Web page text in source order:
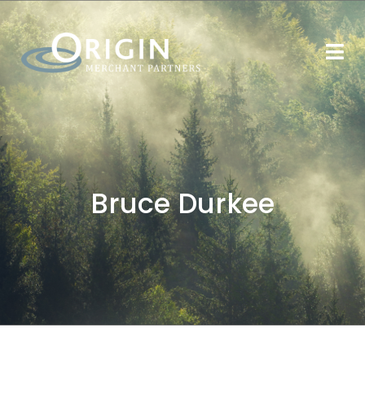
Bruce Durkee